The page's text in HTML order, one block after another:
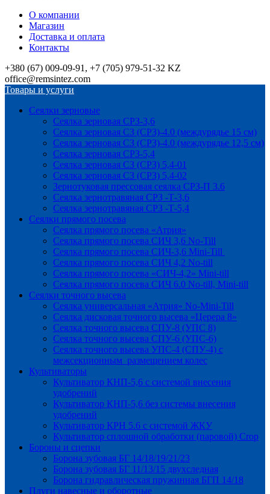
О компании
Магазин
Доставка и оплата
Контакты
+380 (67) 009-09-91, +7 (705) 979-51-32 KZ
office@remsintez.com
Товары и услуги
Сеялки зерновые
Сеялка зерновая СРЗ-3,6
Сеялка зерновая СЗ (СРЗ)-4.0 (междурядье 15 см)
Сеялка зерновая СЗ (СРЗ)-4.0 (междурядье 12,5 см)
Сеялка зерновая СРЗ-5,4
Сеялка зерновая СЗ (СРЗ) 5,4-01
Сеялка зерновая СЗ (СРЗ) 5,4-02
Зернотуковая прессовая сеялка СРЗ-П 3.6
Сеялка зернотравяная СРЗ -Т-3,6
Сеялка зернотравяная СРЗ -Т-5,4
Сеялки прямого посева
Сеялка прямого посева «Атрия»
Сеялка прямого посева СИЧ 3,6 No-Till
Сеялка прямого посева СИЧ-3,6 Mini-Till
Сеялка прямого посева СИЧ 4,2 No-till
Сеялка прямого посева «СИЧ-4,2» Mini-till
Сеялка прямого посева СИЧ 6.0 No-till, Mini-till
Сеялки точного высева
Сеялка универсальная «Атрия» No-Mini-Till
Сеялка дисковая точного высева «Церера 8»
Сеялка точного высева СПУ-8 (УПС 8)
Сеялка точного высева СПУ-6 (УПС-6)
Сеялка точного высева УПС-4 (СПУ-4) с
межсекционным размещением колес
Культиваторы
Культиватор КНП-5,6 с системой внесения
удобрений
Культиватор КНП-5,6 без системы внесения
удобрений
Культиватор КРН 5.6 с системой ЖКУ
Культиватор сплошной обработки (паровой) Crop
Бороны и сцепки
Борона зубовая БГ 14/18/19/21/23
Борона зубовая БГ 11/13/15 двухследная
Борона гидравлическая пружинная БГП 14/18
Плуги навесные и оборотные